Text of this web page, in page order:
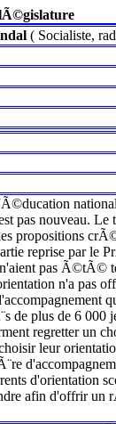
( Socialiste,
pas nouveau.
propositions
reprise par le
pas Ã©tÃ©
n'a pas
plus de 6 000
regretter un
leur
d'orientation
afin d'offrir